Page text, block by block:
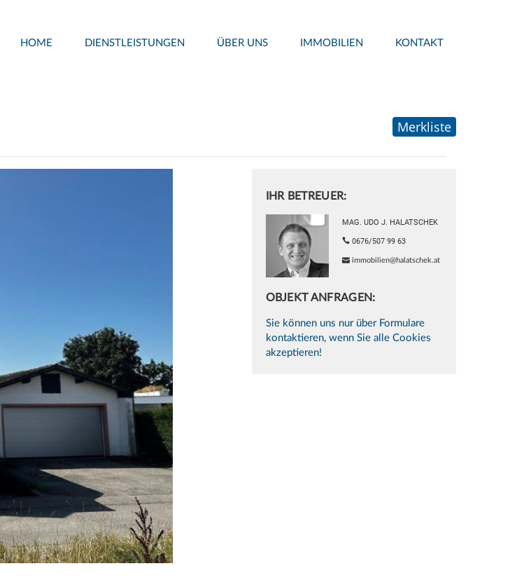
HOME DIENSTLEISTUNGEN ÜBER UNS IMMOBILIEN KONTAKT
Merkliste
IHR BETREUER:
MAG. UDO J. HALATSCHEK
0676/507 99 63
immobilien@halatschek.at
OBJEKT ANFRAGEN:
Sie können uns nur über Formulare
kontaktieren, wenn Sie alle Cookies
akzeptieren!